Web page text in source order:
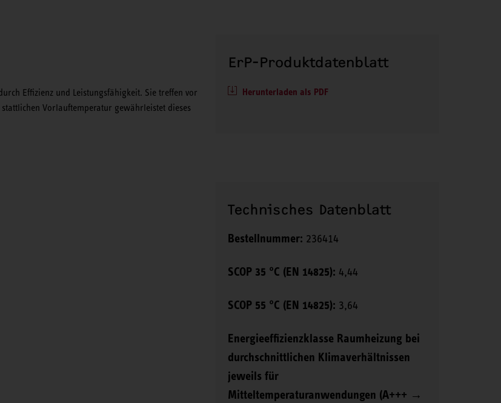
Effizienz und Leistungsfähigkeit. Sie treffen vor
Vorlauftemperatur gewährleistet dieses
ErP-Produktdatenblatt
Herunterladen als PDF
Technisches Datenblatt
Bestellnummer: 236414
SCOP 35 °C (EN 14825): 4,44
SCOP 55 °C (EN 14825): 3,64
Energieeffizienzklasse Raumheizung bei
durchschnittlichen Klimaverhältnissen
jeweils für
Mitteltemperaturanwendungen (A+++ →